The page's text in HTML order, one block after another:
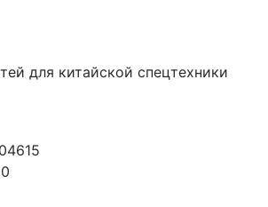
для китайской спецтехники